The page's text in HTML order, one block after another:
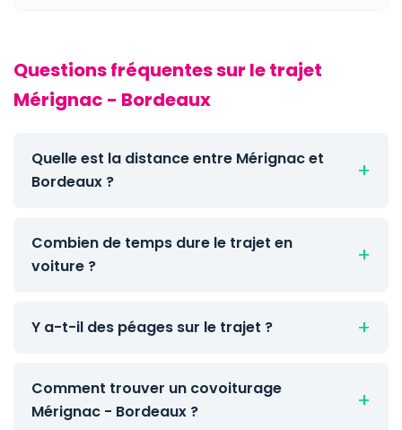
Questions fréquentes sur le trajet
Mérignac - Bordeaux
Quelle est la distance entre Mérignac et
Bordeaux ?
Combien de temps dure le trajet en
voiture ?
Y a-t-il des péages sur le trajet ?
Comment trouver un covoiturage
Mérignac - Bordeaux ?